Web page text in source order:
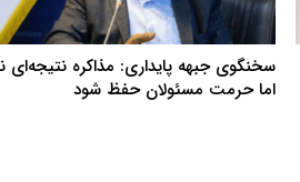
سخنگوی جبهه پایداری: مذاکره نتیجه‌ای
اما حرمت مسئولان حفظ شود